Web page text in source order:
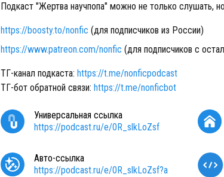
Подкаст "Жертва научпопа" можно не только слушать,
https://boosty.to/nonfic (для подписчиков из России)
https://www.patreon.com/nonfiс (для подписчиков с
ТГ-канал подкаста: https://t.me/nonficpodcast
ТГ-бот обратной связи: https://t.me/nonficbot
Универсальная ссылка
https://podcast.ru/e/0R_slkLoZsf
Авто-ссылка
https://podcast.ru/e/0R_slkLoZsf?a